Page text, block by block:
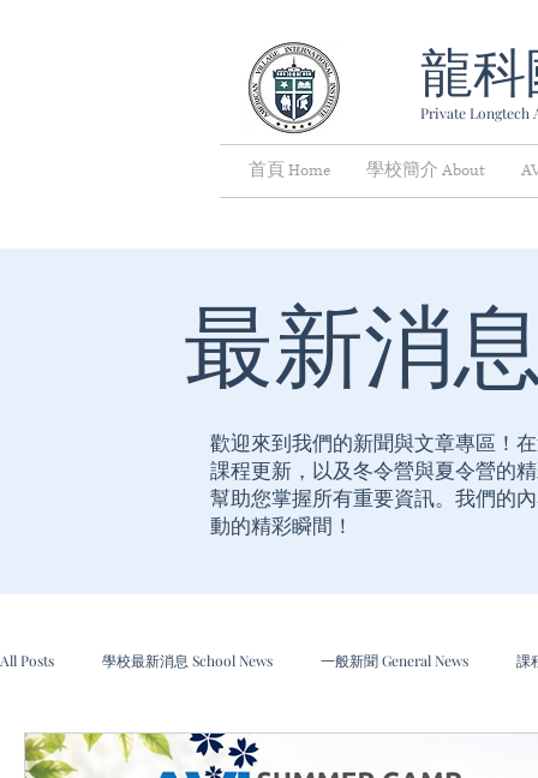
龍
Private Longtech
首頁 Home 學校簡介 About
最新消
歡迎來到我們的新聞與文章專區！
課程更新，以及冬令營與夏令營的
幫助您掌握所有重要資訊。我們的
動的精彩瞬間！
All Posts 學校最新消息 School News 一般新聞 General News 課
文章專欄 Articles 特別優惠與折扣 Special Offers & Discounts